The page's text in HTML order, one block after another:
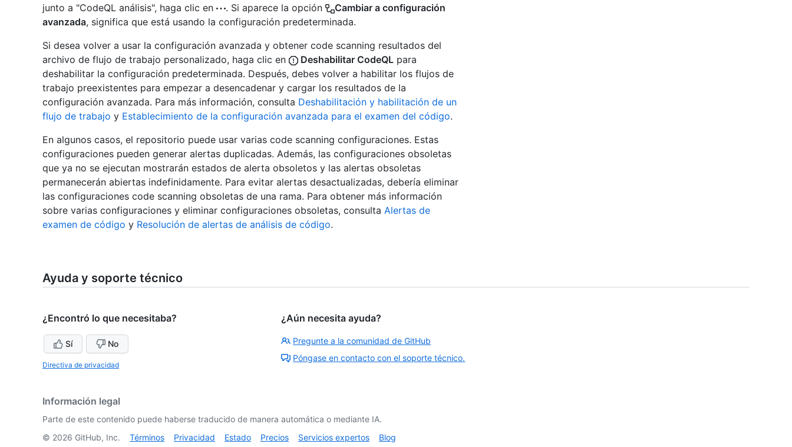
junto a "CodeQL análisis", haga clic en
. Si aparece la opción
Cambiar a configuración
avanzada, significa que está usando la configuración predeterminada.
Si desea volver a usar la configuración avanzada y obtener code scanning resultados del
archivo de flujo de trabajo personalizado, haga clic en
Deshabilitar CodeQL para
deshabilitar la configuración predeterminada. Después, debes volver a habilitar los flujos de
trabajo preexistentes para empezar a desencadenar y cargar los resultados de la
configuración avanzada. Para más información, consulta Deshabilitación y habilitación de un
flujo de trabajo y Establecimiento de la configuración avanzada para el examen del código.
En algunos casos, el repositorio puede usar varias code scanning configuraciones. Estas
configuraciones pueden generar alertas duplicadas. Además, las configuraciones obsoletas
que ya no se ejecutan mostrarán estados de alerta obsoletos y las alertas obsoletas
permanecerán abiertas indefinidamente. Para evitar alertas desactualizadas, debería eliminar
las configuraciones code scanning obsoletas de una rama. Para obtener más información
sobre varias configuraciones y eliminar configuraciones obsoletas, consulta Alertas de
examen de código y Resolución de alertas de análisis de código.
Ayuda y soporte técnico
¿Encontró lo que necesitaba?
Sí No
Directiva de privacidad
¿Aún necesita ayuda?
Pregunte a la comunidad de GitHub
Póngase en contacto con el soporte técnico.
Información legal
Parte de este contenido puede haberse traducido de manera automática o mediante IA.
© 2026 GitHub, Inc. Términos Privacidad Estado Precios Servicios expertos Blog